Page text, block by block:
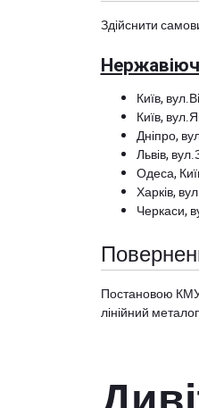
Здійснити
Київ,
Київ,
Дніпро,
Львів,
Одеса,
Харків,
Черкаси,
Постановою
лінійний